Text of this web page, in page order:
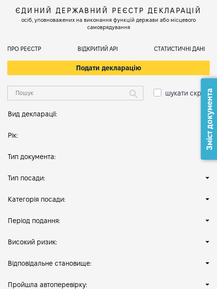
ЄДИНИЙ ДЕРЖАВНИЙ РЕЄСТР ДЕКЛАРАЦІЙ
осіб, уповноважених на виконання функцій держави або місцевого
самоврядування
ПРО РЕЄСТР ВІДКРИТИЙ АРІ СТАТИСТИЧНІ ДАНІ
Подати декларацію
шукати скрізь
Вид декларації:
Рік:
Тип документа:
Тип посади:
Категорія посади:
Період подання:
Високий ризик:
Відповідальне становище:
Пройшла автоперевірку:
Зміст документа